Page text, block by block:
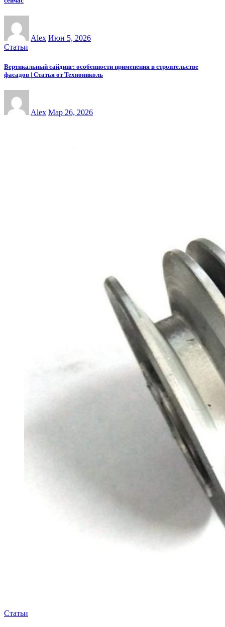
Alex Июн 5, 2026
Статьи
Вертикальный сайдинг: особенности применения в строительстве
фасадов | Статья от Технониколь
Alex Мар 26, 2026
Статьи